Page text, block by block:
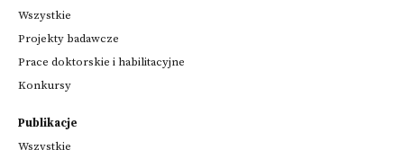
Wszystkie
Projekty badawcze
Prace doktorskie i habilitacyjne
Konkursy
Publikacje
Wszystkie